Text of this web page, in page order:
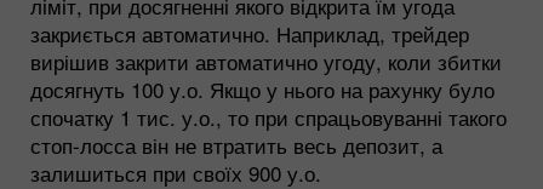
закриється автоматично. Наприклад, трейдер
вирішив закрити автоматично угоду, коли збитки
досягнуть 100 у.о. Якщо у нього на рахунку було
спочатку 1 тис. у.о., то при спрацьовуванні такого
стоп-лосса він не втратить весь депозит, а
залишиться при своїх 900 у.о.